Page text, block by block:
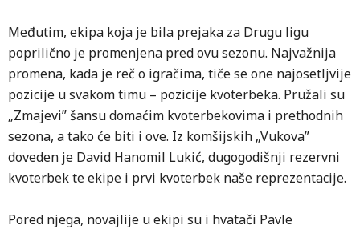
Međutim, ekipa koja je bila prejaka za Drugu ligu
poprilično je promenjena pred ovu sezonu. Najvažnija
promena, kada je reč o igračima, tiče se one najosetljvije
pozicije u svakom timu – pozicije kvoterbeka. Pružali su
„Zmajevi” šansu domaćim kvoterbekovima i prethodnih
sezona, a tako će biti i ove. Iz komšijskih „Vukova”
doveden je David Hanomil Lukić, dugogodišnji rezervni
kvoterbek te ekipe i prvi kvoterbek naše reprezentacije.
Pored njega, novajlije u ekipi su i hvatači Pavle